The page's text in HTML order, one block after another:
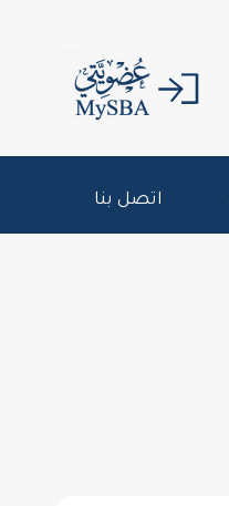
اتصل بنا